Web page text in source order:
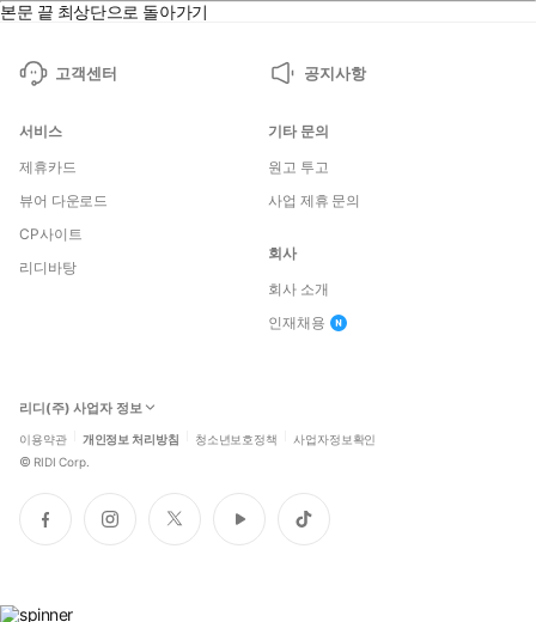
본문 끝 최상단으로 돌아가기
고객센터 공지사항
서비스
제휴카드
뷰어 다운로드
CP사이트
리디바탕
기타 문의
원고 투고
사업 제휴 문의
회사
회사 소개
인재채용
리디(주) 사업자 정보
이용약관 개인정보 처리방침 청소년보호정책 사업자정보확인
© RIDI Corp.
페
이
인
스
트
위
유
튜
틱
톡